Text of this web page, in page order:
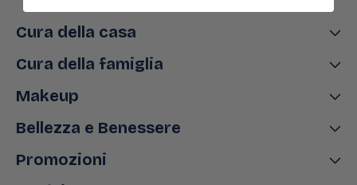
Cura della casa
Cura della famiglia
Makeup
Bellezza e Benessere
Promozioni